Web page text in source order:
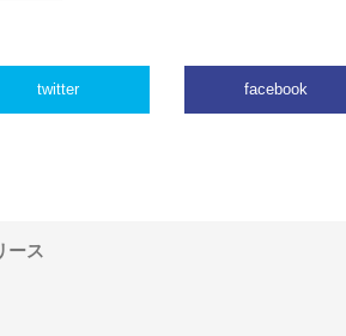
twitter facebook
ース